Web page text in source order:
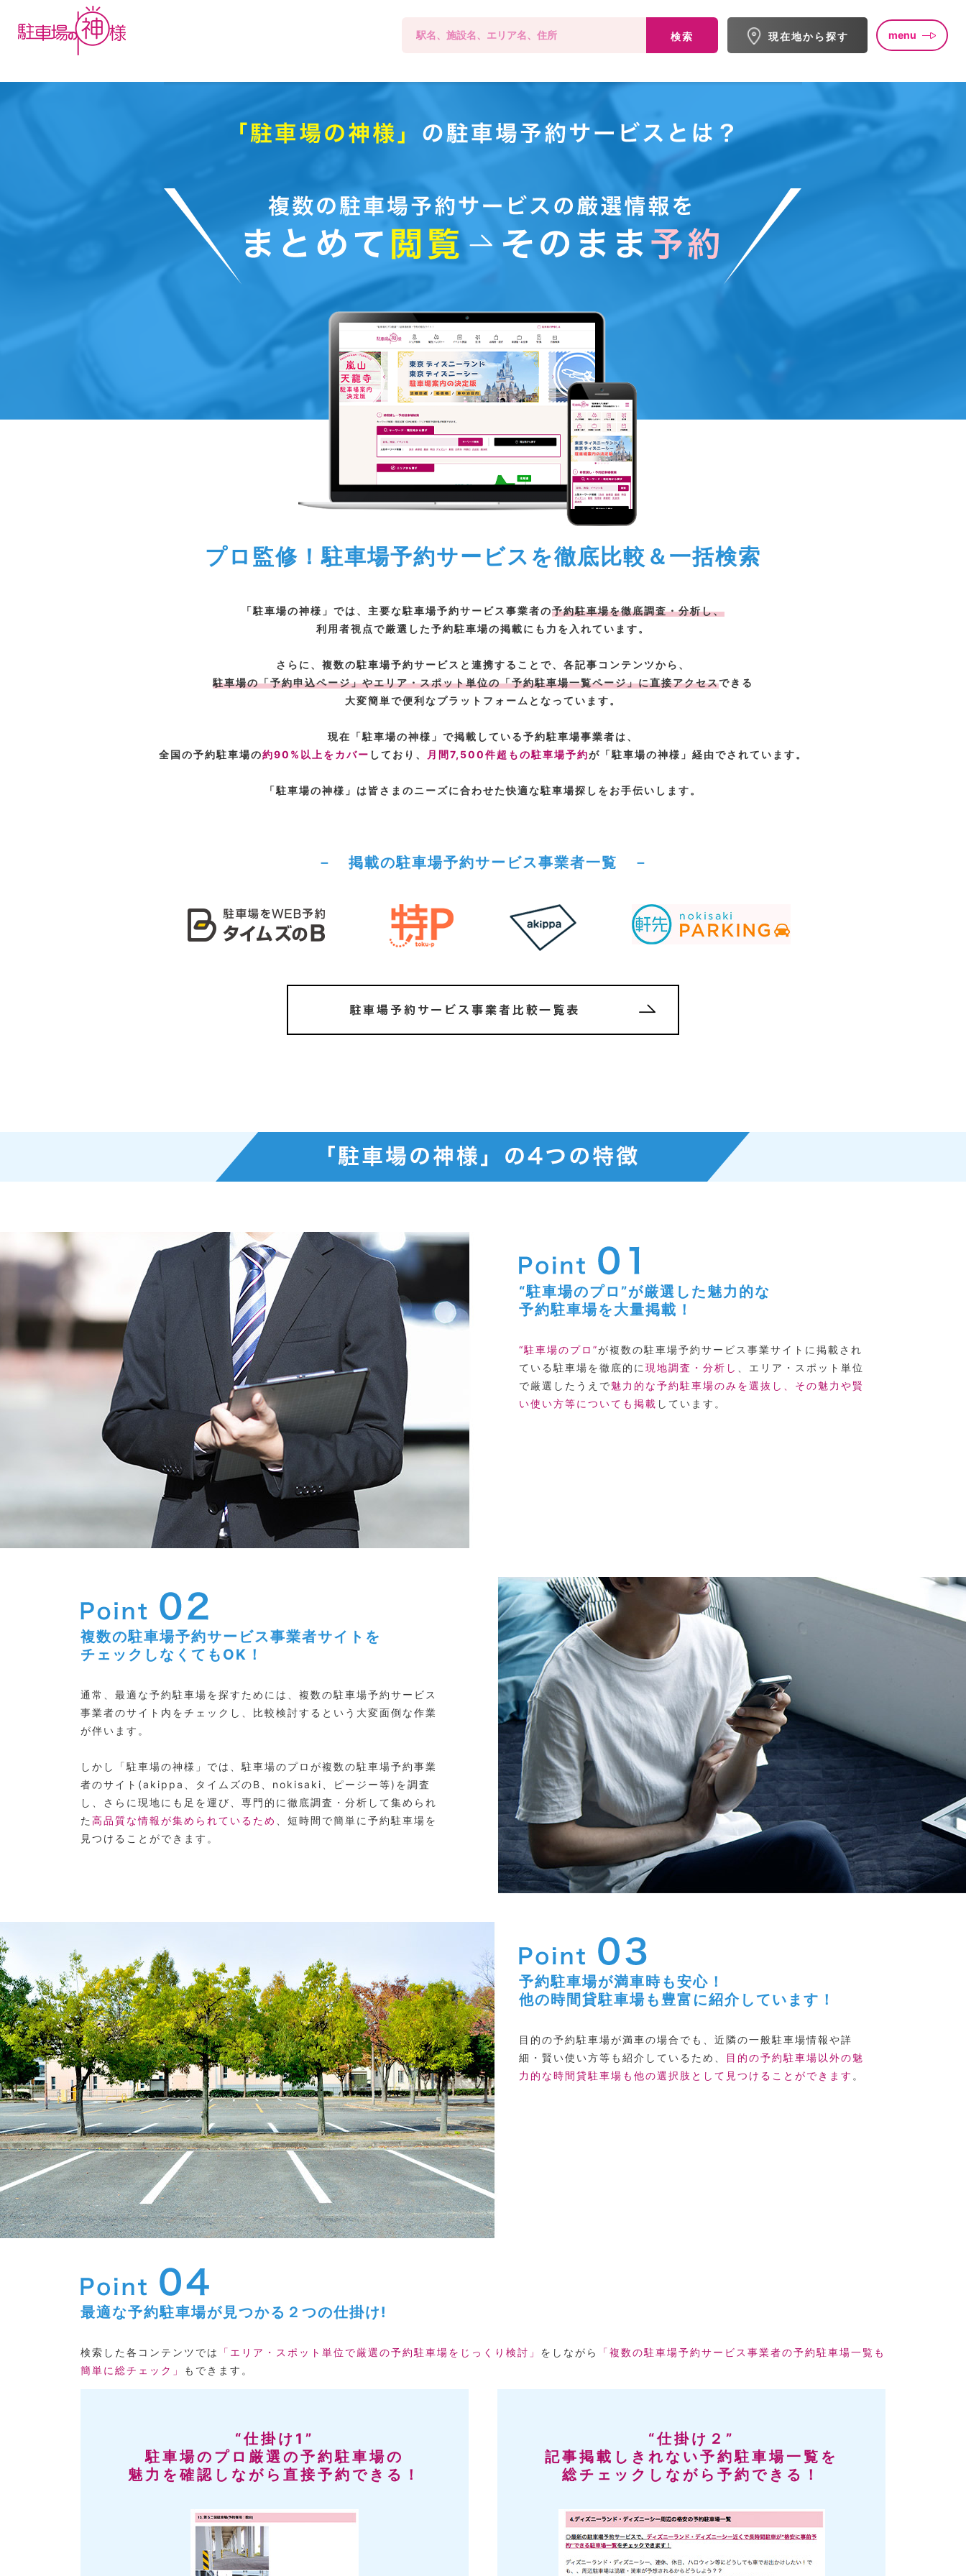
検索 現在地から探す menu
プロ監修！駐車場予約サービスを徹底比較＆一括検索
「駐車場の神様」では、主要な駐車場予約サービス事業者の予約駐車場を徹底調査・分析し、
利用者視点で厳選した予約駐車場の掲載にも力を入れています。
さらに、複数の駐車場予約サービスと連携することで、各記事コンテンツから、
駐車場の「予約申込ページ」やエリア・スポット単位の「予約駐車場一覧ページ」に直接アクセスできる
大変簡単で便利なプラットフォームとなっています。
現在「駐車場の神様」で掲載している予約駐車場事業者は、
全国の予約駐車場の約90%以上をカバー しており、 月間7,500件超もの駐車場予約が「駐車場の神様」経由でされています。
「駐車場の神様」は皆さまのニーズに合わせた快適な駐車場探しをお手伝いします。
－ 掲載の駐車場予約サービス事業者一覧 －
“駐車場のプロ”が厳選した魅力的な
予約駐車場を大量掲載！
“駐車場のプロ”が複数の駐車場予約サービス事業サイトに掲載され
ている駐車場を徹底的に 現地調査・分析し
、エリア・スポット単位
で厳選したうえで魅力的な予約駐車場のみを選抜し、その魅力や賢
い使い方等についても掲載 しています。
複数の駐車場予約サービス事業者サイトを
チェックしなくてもOK！
通常、最適な予約駐車場を探すためには、複数の駐車場予約サービス
事業者のサイト内をチェックし、比較検討するという大変面倒な作業
が伴います。
しかし「駐車場の神様」では、駐車場のプロが複数の駐車場予約事業
者のサイト(akippa、タイムズのB、nokisaki、ピージー等)を調査
し、さらに現地にも足を運び、専門的に徹底調査・分析して集められ
た 高品質な情報が集められているため
、短時間で簡単に予約駐車場を
見つけることができます。
予約駐車場が満車時も安心！
他の時間貸駐車場も豊富に紹介しています！
目的の予約駐車場が満車の場合でも、近隣の一般駐車場情報や詳
細・賢い使い方等も紹介しているため、
目的の予約駐車場以外の魅
力的な時間貸駐車場も他の選択肢として見つけることができます 。
最適な予約駐車場が見つかる２つの仕掛け!
検索した各コンテンツでは 「エリア・スポット単位で厳選の予約駐車場をじっくり検討」 をしながら
「複数の駐車場予約サービス事業者の予約駐車場一覧も
簡単に総チェック」
もできます。
“仕掛け1”
駐車場のプロ厳選の予約駐車場の
魅力を確認しながら直接予約できる！
“仕掛け２”
記事掲載しきれない予約駐車場一覧を
総チェックしながら予約できる！